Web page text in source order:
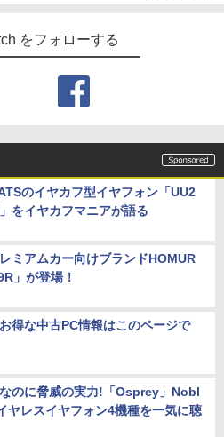
をフォローする
のイヤカフ型イヤフォン「UU2
をイヤカフマニアが語る
ミアムカー向けブランドHOMUR
」が登場！
得な中古PC情報はこのページで
のに脅威の実力!「Osprey」Nobl
ヤレスイヤフォン4機種を一気に聴